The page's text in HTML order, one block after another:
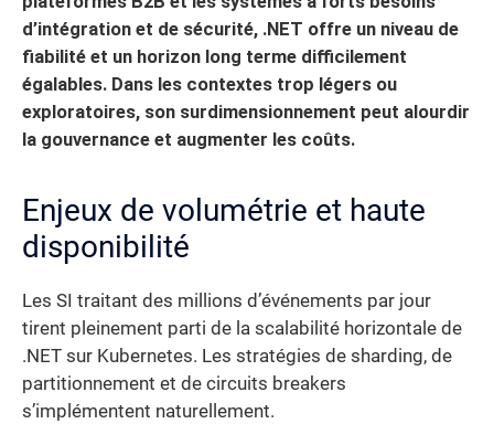
d’intégration et de sécurité, .NET offre un niveau de
fiabilité et un horizon long terme difficilement
égalables. Dans les contextes trop légers ou
exploratoires, son surdimensionnement peut alourdir
la gouvernance et augmenter les coûts.
Enjeux de volumétrie et haute
disponibilité
Les SI traitant des millions d’événements par jour
tirent pleinement parti de la scalabilité horizontale de
.NET sur Kubernetes. Les stratégies de sharding, de
partitionnement et de circuits breakers
s’implémentent naturellement.